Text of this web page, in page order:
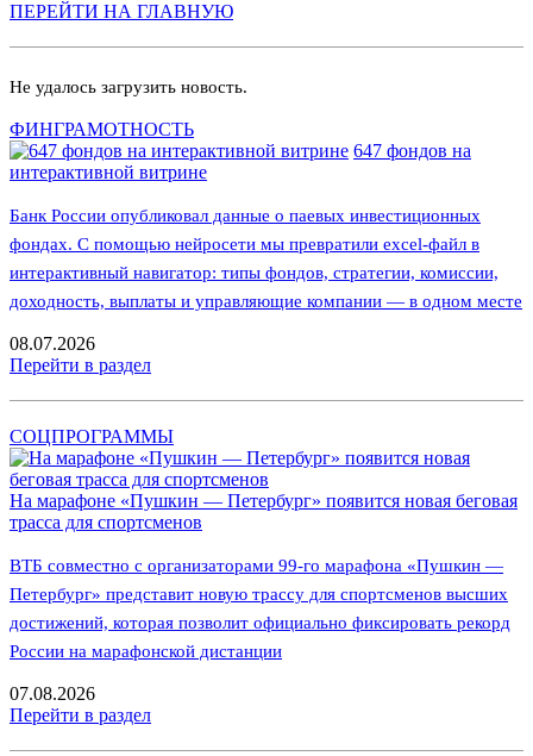
ПЕРЕЙТИ НА ГЛАВНУЮ
Не удалось загрузить новость.
ФИНГРАМОТНОСТЬ
647 фондов на
интерактивной витрине
Банк России опубликовал данные о паевых инвестиционных
фондах. С помощью нейросети мы превратили excel-файл в
интерактивный навигатор: типы фондов, стратегии, комиссии,
доходность, выплаты и управляющие компании — в одном месте
08.07.2026
Перейти в раздел
СОЦПРОГРАММЫ
На марафоне «Пушкин — Петербург» появится новая беговая
трасса для спортсменов
ВТБ совместно с организаторами 99-го марафона «Пушкин —
Петербург» представит новую трассу для спортсменов высших
достижений, которая позволит официально фиксировать рекорд
России на марафонской дистанции
07.08.2026
Перейти в раздел